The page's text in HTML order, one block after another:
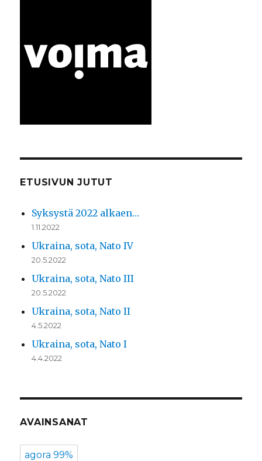
ETUSIVUN JUTUT
Syksystä 2022 alkaen…
1.11.2022
Ukraina, sota, Nato IV
20.5.2022
Ukraina, sota, Nato III
20.5.2022
Ukraina, sota, Nato II
4.5.2022
Ukraina, sota, Nato I
4.4.2022
AVAINSANAT
agora 99%